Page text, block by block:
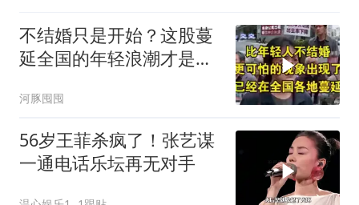
不结婚只是开始？这股蔓
延全国的年轻浪潮才是真
河豚囤囤
56岁王菲杀疯了！张艺谋
一通电话乐坛再无对手